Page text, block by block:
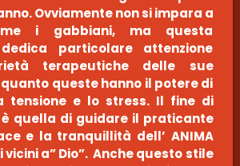
Ovviamente non si impara a
i gabbiani, ma questa
particolare attenzione
terapeutiche delle sue
queste hanno il potere di
tensione e lo stress. Il fine di
è quella di guidare il praticante
e la tranquillità dell’ ANIMA
vicini a” Dio”. Anche questo stile